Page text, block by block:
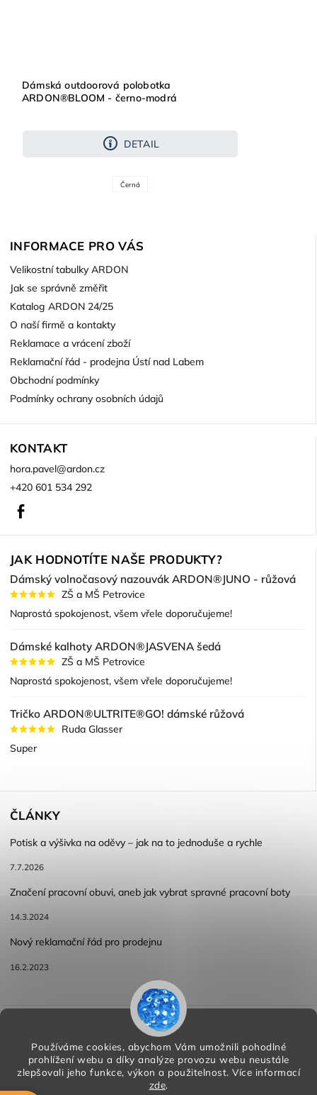
Používáme cookies, abychom Vám umožnili pohodlné
prohlížení webu a díky analýze provozu webu neustále
zlepšovali jeho funkce, výkon a použitelnost. Více informací
zde.
Dámská outdoorová polobotka
ARDON®BLOOM - černo-modrá
DETAIL
Černá
INFORMACE PRO VÁS
Velikostní tabulky ARDON
Jak se správně změřit
Katalog ARDON 24/25
O naší firmě a kontakty
Reklamace a vrácení zboží
Reklamační řád - prodejna Ústí nad Labem
Obchodní podmínky
Podmínky ochrany osobních údajů
KONTAKT
hora.pavel@ardon.cz
+420 601 534 292
JAK HODNOTÍTE NAŠE PRODUKTY?
Dámský volnočasový nazouvák ARDON®JUNO - růžová
ZŠ a MŠ Petrovice
Naprostá spokojenost, všem vřele doporučujeme!
Dámské kalhoty ARDON®JASVENA šedá
ZŠ a MŠ Petrovice
Naprostá spokojenost, všem vřele doporučujeme!
Tričko ARDON®ULTRITE®GO! dámské růžová
Ruda Glasser
Super
ČLÁNKY
Potisk a výšivka na oděvy – jak na to jednoduše a rychle
7.7.2026
Značení pracovní obuvi, aneb jak vybrat spravné pracovní boty
14.3.2024
Nový reklamační řád pro prodejnu
16.2.2023
Reklamace a vracení zboží
Podmínky ochrany osobních údajů
Copyright 2026 HORA PP s.r.o.